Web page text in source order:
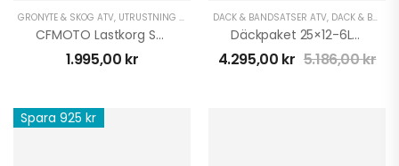
GRÖNYTE & SKOG ATV, UTRUSTNING UNIVERSAL ,VÄSKOR & SKYDD ATV ,VINTER ATV
CFMOTO Lastkorg Stål Fyrhjuling
1.995,00 kr
DÄCK & BANDSATSER ATV, DÄCK & BANDSATSER UTV
Däckpaket 25×12-6Lager
4.295,00 kr 5.186,00kr
Spara 925 kr